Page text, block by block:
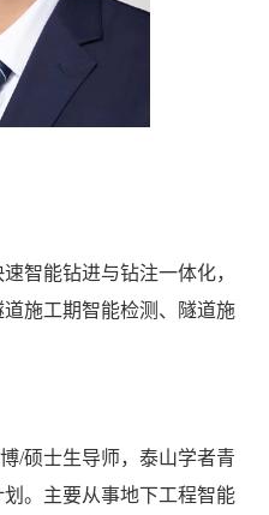
智能钻进与钻注一体化，
施工期智能检测、隧道施
/硕士生导师，泰山学者青
。主要从事地下工程智能